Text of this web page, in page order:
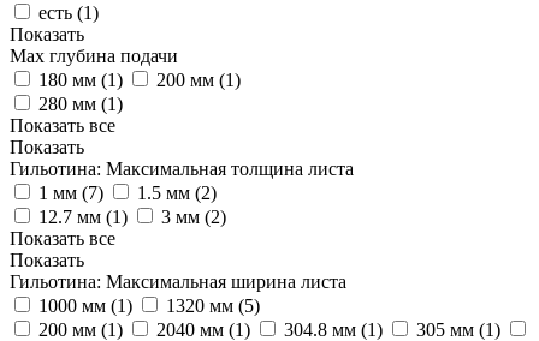
есть (1)
Показать
Max глубина подачи
180 мм (1) 200 мм (1)
280 мм (1)
Показать все
Показать
Гильотина: Максимальная толщина листа
1 мм (7) 1.5 мм (2)
12.7 мм (1) 3 мм (2)
Показать все
Показать
Гильотина: Максимальная ширина листа
1000 мм (1) 1320 мм (5)
200 мм (1) 2040 мм (1) 304.8 мм (1) 305 мм (1)